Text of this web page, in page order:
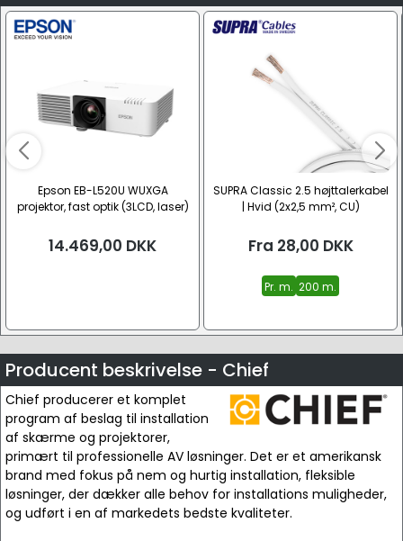
Epson EB-L520U WUXGA
projektor, fast optik (3LCD, laser)
14.469,00 DKK
SUPRA Classic 2.5 højttalerkabel
| Hvid (2x2,5 mm², CU)
Fra 28,00 DKK
Pr. m. 200 m.
Producent beskrivelse - Chief
Chief producerer et komplet
program af beslag til installation
af skærme og projektorer,
primært til professionelle AV løsninger. Det er et amerikansk
brand med fokus på nem og hurtig installation, fleksible
løsninger, der dækker alle behov for installations muligheder,
og udført i en af markedets bedste kvaliteter.